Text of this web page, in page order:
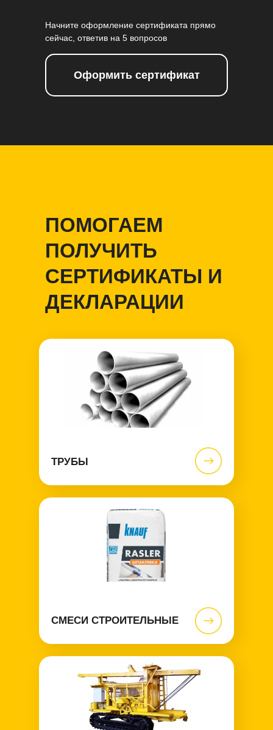
Оформить сертификат
Начните оформление сертификата прямо
сейчас, ответив на 5 вопросов
ТРУБЫ
СМЕСИ СТРОИТЕЛЬНЫЕ
ПОМОГАЕМ
ПОЛУЧИТЬ
СЕРТИФИКАТЫ И
ДЕКЛАРАЦИИ